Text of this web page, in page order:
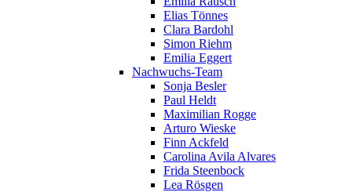
Elias Tönnes
Clara Bardohl
Simon Riehm
Emilia Eggert
Nachwuchs-Team
Sonja Besler
Paul Heldt
Maximilian Rogge
Arturo Wieske
Finn Ackfeld
Carolina Avila Alvares
Frida Steenbock
Lea Rösgen